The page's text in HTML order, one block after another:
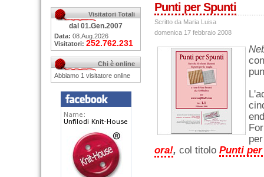
Visitatori Totali
dal 01.Gen.2007
Data: 08.Aug.2026
Visitatori: 252.762.231
Chi è online
Abbiamo 1 visitatore online
Punti per Spunti
Scritto da Maria Luisa
domenica 17 febbraio 2008
ora!, col titolo Punti